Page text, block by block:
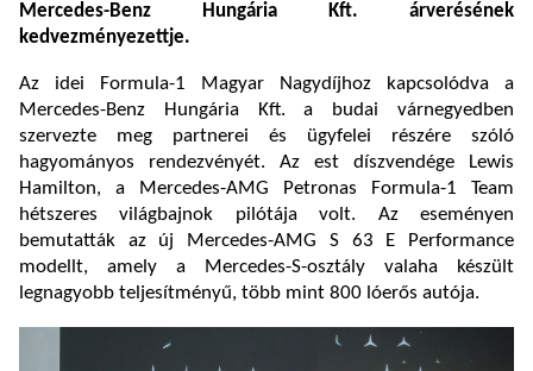
Mercedes-Benz Hungária Kft. árverésének
kedvezményezettje.
Az idei Formula-1 Magyar Nagydíjhoz kapcsolódva a
Mercedes-Benz Hungária Kft. a budai várnegyedben
szervezte meg partnerei és ügyfelei részére szóló
hagyományos rendezvényét. Az est díszvendége Lewis
Hamilton, a Mercedes-AMG Petronas Formula-1 Team
hétszeres világbajnok pilótája volt. Az eseményen
bemutatták az új Mercedes-AMG S 63 E Performance
modellt, amely a Mercedes-S-osztály valaha készült
legnagyobb teljesítményű, több mint 800 lóerős autója.